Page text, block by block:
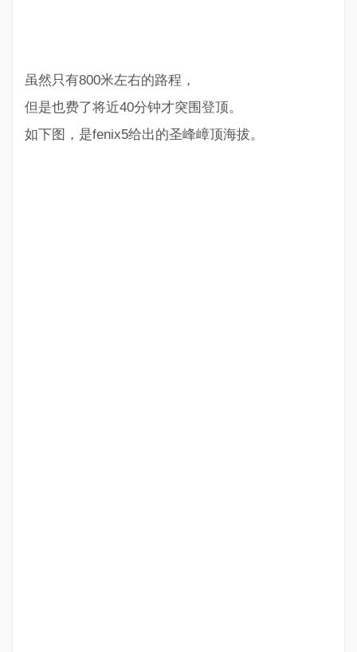
虽然只有800米左右的路程，
但是也费了将近40分钟才突围登顶。
如下图，是fenix5给出的圣峰嶂顶海拔。